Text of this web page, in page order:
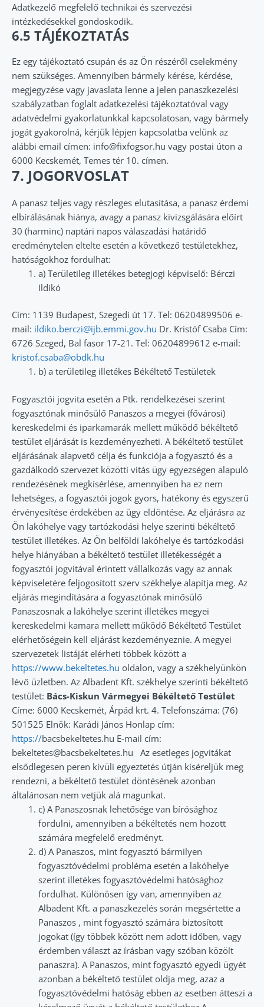
Adatkezelő megfelelő technikai és szervezési
intézkedésekkel gondoskodik.
6.5 TÁJÉKOZTATÁS
Ez egy tájékoztató csupán és az Ön részéről cselekmény
nem szükséges. Amennyiben bármely kérése, kérdése,
megjegyzése vagy javaslata lenne a jelen panaszkezelési
szabályzatban foglalt adatkezelési tájékoztatóval vagy
adatvédelmi gyakorlatunkkal kapcsolatosan, vagy bármely
jogát gyakorolná, kérjük lépjen kapcsolatba velünk az
alábbi email címen: info@fixfogsor.hu vagy postai úton a
6000 Kecskemét, Temes tér 10. címen.
7. JOGORVOSLAT
A panasz teljes vagy részleges elutasítása, a panasz érdemi
elbírálásának hiánya, avagy a panasz kivizsgálására előírt
30 (harminc) naptári napos válaszadási határidő
eredménytelen eltelte esetén a következő testületekhez,
hatóságokhoz fordulhat:
a) Területileg illetékes betegjogi képviselő: Bérczi
Ildikó
Cím: 1139 Budapest, Szegedi út 17. Tel: 06204899506 e-
mail: ildiko.berczi@ijb.emmi.gov.hu Dr. Kristóf Csaba Cím:
6726 Szeged, Bal fasor 17-21. Tel: 06204899612 e-mail:
kristof.csaba@obdk.hu
b) a területileg illetékes Békéltető Testületek
Fogyasztói jogvita esetén a Ptk. rendelkezései szerint
fogyasztónak minősülő Panaszos a megyei (fővárosi)
kereskedelmi és iparkamarák mellett működő békéltető
testület eljárását is kezdeményezheti. A békéltető testület
eljárásának alapvető célja és funkciója a fogyasztó és a
gazdálkodó szervezet közötti vitás ügy egyezségen alapuló
rendezésének megkísérlése, amennyiben ha ez nem
lehetséges, a fogyasztói jogok gyors, hatékony és egyszerű
érvényesítése érdekében az ügy eldöntése. Az eljárásra az
Ön lakóhelye vagy tartózkodási helye szerinti békéltető
testület illetékes. Az Ön belföldi lakóhelye és tartózkodási
helye hiányában a békéltető testület illetékességét a
fogyasztói jogvitával érintett vállalkozás vagy az annak
képviseletére feljogosított szerv székhelye alapítja meg. Az
eljárás megindítására a fogyasztónak minősülő
Panaszosnak a lakóhelye szerint illetékes megyei
kereskedelmi kamara mellett működő Békéltető Testület
elérhetőségein kell eljárást kezdeményeznie. A megyei
szervezetek listáját elérheti többek között a
https://www.bekeltetes.hu oldalon, vagy a székhelyünkön
lévő üzletben. Az Albadent Kft. székhelye szerinti békéltető
testület: Bács-Kiskun Vármegyei Békéltető Testület
Címe: 6000 Kecskemét, Árpád krt. 4. Telefonszáma: (76)
501525 Elnök: Karádi János Honlap cím:
https://bacsbekeltetes.hu E-mail cím:
bekeltetes@bacsbekeltetes.hu Az esetleges jogvitákat
elsődlegesen peren kívüli egyeztetés útján kíséreljük meg
rendezni, a békéltető testület döntésének azonban
általánosan nem vetjük alá magunkat.
c) A Panaszosnak lehetősége van bírósághoz
fordulni, amennyiben a békéltetés nem hozott
számára megfelelő eredményt.
d) A Panaszos, mint fogyasztó bármilyen
fogyasztóvédelmi probléma esetén a lakóhelye
szerint illetékes fogyasztóvédelmi hatósághoz
fordulhat. Különösen így van, amennyiben az
Albadent Kft. a panaszkezelés során megsértette a
Panaszos , mint fogyasztó számára biztosított
jogokat (így többek között nem adott időben, vagy
érdemben választ az írásban vagy szóban közölt
panaszra). A Panaszos, mint fogyasztó egyedi ügyét
azonban a békéltető testület oldja meg, azaz a
fogyasztóvédelmi hatóság ebben az esetben átteszi a